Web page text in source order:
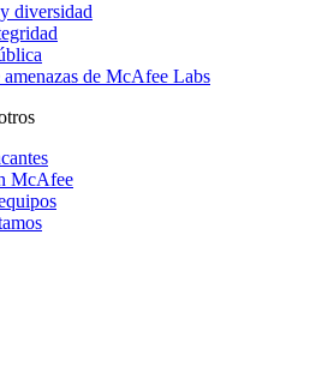
diversidad
de McAfee Labs
McAfee